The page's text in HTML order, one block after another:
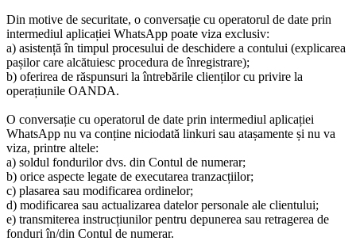
Din motive de securitate, o conversație cu operatorul de date prin
intermediul aplicației WhatsApp poate viza exclusiv:
a) asistență în timpul procesului de deschidere a contului (explicarea
pașilor care alcătuiesc procedura de înregistrare);
b) oferirea de răspunsuri la întrebările clienților cu privire la
operațiunile OANDA.
O conversație cu operatorul de date prin intermediul aplicației
WhatsApp nu va conține niciodată linkuri sau atașamente și nu va
viza, printre altele:
a) soldul fondurilor dvs. din Contul de numerar;
b) orice aspecte legate de executarea tranzacțiilor;
c) plasarea sau modificarea ordinelor;
d) modificarea sau actualizarea datelor personale ale clientului;
e) transmiterea instrucțiunilor pentru depunerea sau retragerea de
fonduri în/din Contul de numerar.